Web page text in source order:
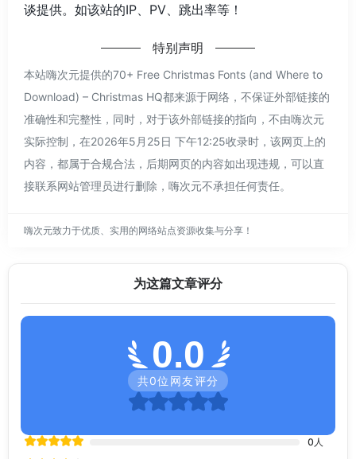
谈提供。如该站的IP、PV、跳出率等！
特别声明
本站嗨次元提供的70+ Free Christmas Fonts (and Where to
Download) – Christmas HQ都来源于网络，不保证外部链接的
准确性和完整性，同时，对于该外部链接的指向，不由嗨次元
实际控制，在2026年5月25日 下午12:25收录时，该网页上的
内容，都属于合规合法，后期网页的内容如出现违规，可以直
接联系网站管理员进行删除，嗨次元不承担任何责任。
嗨次元致力于优质、实用的网络站点资源收集与分享！
为这篇文章评分
0.0
共0位网友评分
0 人